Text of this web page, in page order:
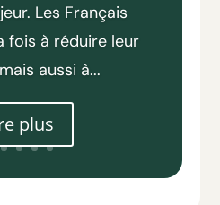
Les Français
fois à réduire leur
aussi à...
plus